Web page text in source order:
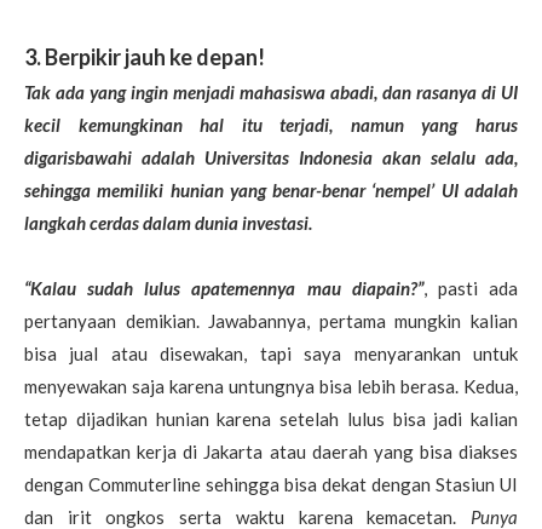
3. Berpikir jauh ke depan!
Tak ada yang ingin menjadi mahasiswa abadi, dan rasanya di UI
kecil kemungkinan hal itu terjadi, namun yang harus
digarisbawahi adalah Universitas Indonesia akan selalu ada,
sehingga memiliki hunian yang benar-benar ‘nempel’ UI adalah
langkah cerdas dalam dunia investasi.
“Kalau sudah lulus apatemennya mau diapain?”, pasti ada
pertanyaan demikian. Jawabannya, pertama mungkin kalian
bisa jual atau disewakan, tapi saya menyarankan untuk
menyewakan saja karena untungnya bisa lebih berasa. Kedua,
tetap dijadikan hunian karena setelah lulus bisa jadi kalian
mendapatkan kerja di Jakarta atau daerah yang bisa diakses
dengan Commuterline sehingga bisa dekat dengan Stasiun UI
dan irit ongkos serta waktu karena kemacetan. Punya